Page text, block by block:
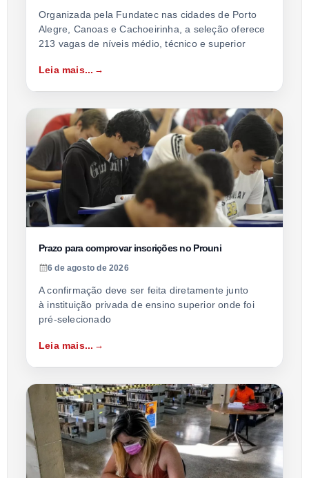
Organizada pela Fundatec nas cidades de Porto
Alegre, Canoas e Cachoeirinha, a seleção oferece
213 vagas de níveis médio, técnico e superior
Leia mais...
Prazo para comprovar inscrições no Prouni
6 de agosto de 2026
A confirmação deve ser feita diretamente junto
à instituição privada de ensino superior onde foi
pré-selecionado
Leia mais...